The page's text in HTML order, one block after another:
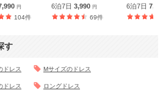
円
104件
6泊7日 3,990 円
69件
6泊7日
す
ドレス Mサイズのドレス
ドレス ロングドレス